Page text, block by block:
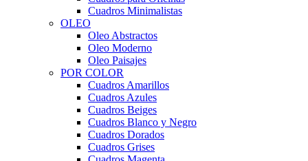
Cuadros Minimalistas
OLEO
Oleo Abstractos
Oleo Moderno
Oleo Paisajes
POR COLOR
Cuadros Amarillos
Cuadros Azules
Cuadros Beiges
Cuadros Blanco y Negro
Cuadros Dorados
Cuadros Grises